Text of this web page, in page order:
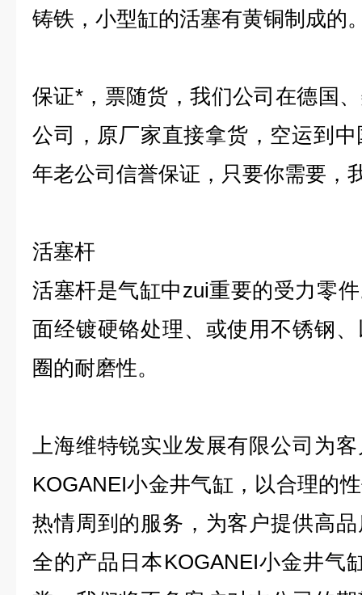
铸铁，小型缸的活塞有黄铜制成的
保证*，票随货，我们公司在德国
公司，原厂家直接拿货，空运到
年老公司信誉保证，只要你需要，
活塞杆
活塞杆是气缸中zui重要的受力零
面经镀硬铬处理、或使用不锈钢
圈的耐磨性。
上海维特锐实业发展有限公司为
KOGANEI小金井气缸，以合理的
热情周到的服务，为客户提供高
全的产品日本KOGANEI小金井气